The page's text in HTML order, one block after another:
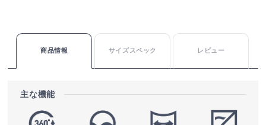
商品情報 サイズスペック レビュー
主な機能